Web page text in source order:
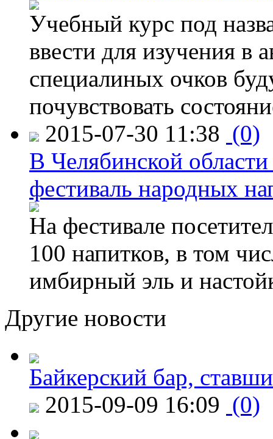
Учебный курс под
ввести для изучения
специалиных очков
почувствовать
2015-07-30 11:38 (0)
В Челябинской
фестиваль народных
На фестивале
100 напитков, в том
имбирный эль и
Другие новости
Байкерский бар,
2015-09-09 16:09 (0)